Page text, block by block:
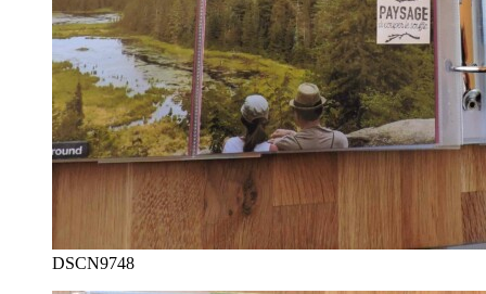
DSCN9748